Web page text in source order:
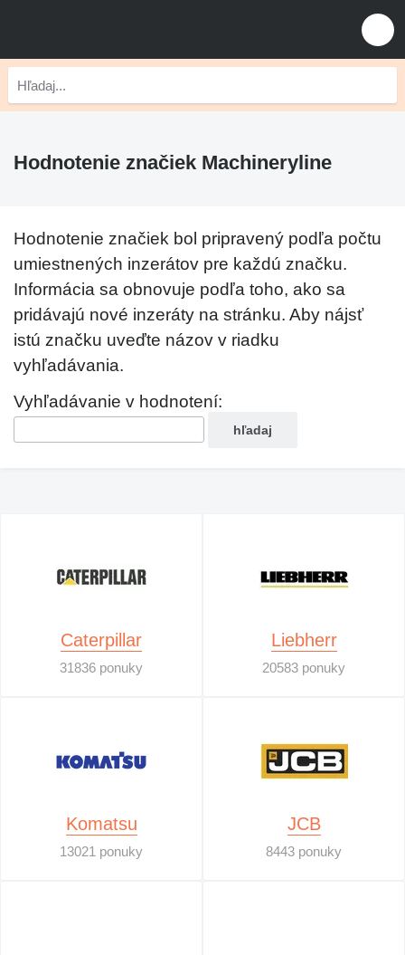
Hodnotenie značiek Machineryline
Hodnotenie značiek bol pripravený podľa počtu
umiestnených inzerátov pre každú značku.
Informácia sa obnovuje podľa toho, ako sa
pridávajú nové inzeráty na stránku. Aby nájsť
istú značku uveďte názov v riadku
vyhľadávania.
Vyhľadávanie v hodnotení:
Caterpillar
31836 ponuky
Liebherr
20583 ponuky
Komatsu
13021 ponuky
JCB
8443 ponuky